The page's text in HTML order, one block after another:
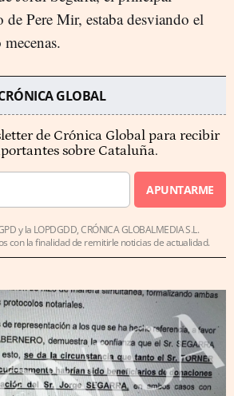
de Pere Mir, estaba desviando el
GLOBAL
de Crónica Global para recibir
sobre Cataluña.
APUNTARME
y la LOPDGDD, CRÓNICA GLOBALMEDIA S.L.
con la finalidad de remitirle noticias de actualidad.